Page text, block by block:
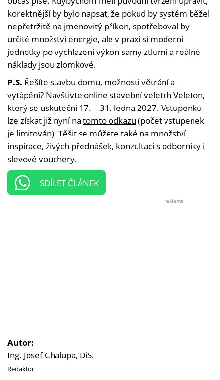
korektnější by bylo napsat, že pokud by systém běžel
nepřetržitě na jmenovitý příkon, spotřeboval by
určité množství energie, ale v praxi si moderní
jednotky po vychlazení výkon samy ztlumí a reálné
náklady jsou zlomkové.
P.S. Řešíte stavbu domu, možnosti větrání a
vytápění? Navštivte online stavební veletrh Veleton,
který se uskuteční 17. – 31. ledna 2027. Vstupenku
lze získat již nyní na tomto odkazu (počet vstupenek
je limitován). Těšit se můžete také na množství
inspirace, živých přednášek, konzultací s odborníky i
slevové vouchery.
SDÍLET ČLÁNEK
reklama
Autor:
Ing. Josef Chalupa, DiS.
Redaktor